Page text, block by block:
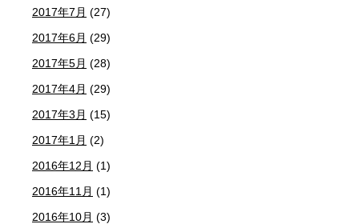
2017年7月 (27)
2017年6月 (29)
2017年5月 (28)
2017年4月 (29)
2017年3月 (15)
2017年1月 (2)
2016年12月 (1)
2016年11月 (1)
2016年10月 (3)